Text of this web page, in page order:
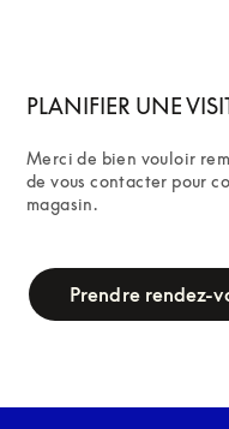
PLANIFIER UNE
Merci de bien vouloir
de vous contacter pour
magasin.
Prendre rendez-